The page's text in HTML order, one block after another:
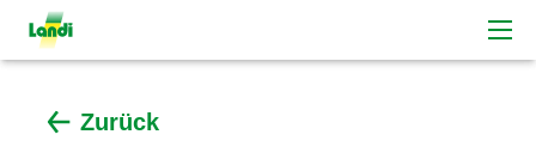
Zurück